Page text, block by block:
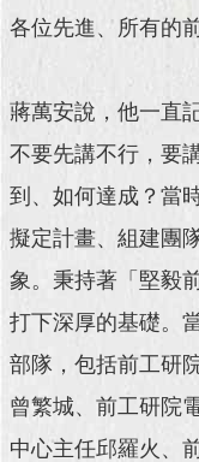
活
題
館
回
首
頁
網
站
覽
English
各位先進、所有的
蔣萬安說，他一直
不要先講不行，要
到、如何達成？當
擬定計畫、組建團
象。秉持著「堅毅
打下深厚的基礎。
部隊，包括前工研
曾繁城、前工研院
中心主任邱羅火、